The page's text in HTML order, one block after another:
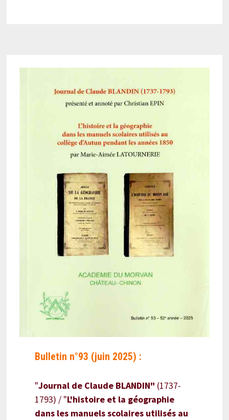
Bulletin n°93 (juin 2025) :
"Journal de Claude BLANDIN" (1737-
1793) / "L'histoire et la géographie
dans les manuels scolaires utilisés au